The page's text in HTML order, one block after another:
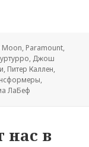
3»
Moon, Paramount,
, Джош
, Питер Каллен,
,
ЛаБеф
нас в